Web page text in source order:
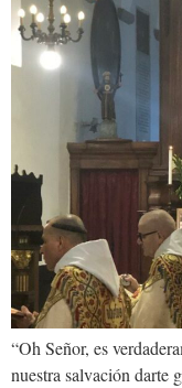
“Oh Señor, es
nuestra salvación darte